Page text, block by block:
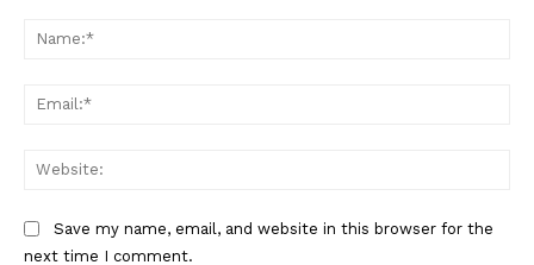
Save my name, email, and website in this browser for the
next time I comment.